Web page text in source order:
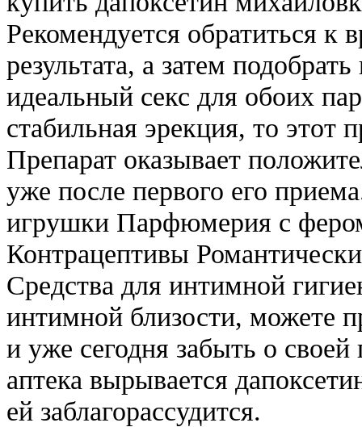
Рекомендуется обратиться к
результата, а затем
идеальный секс для обоих
стабильная эрекция, то этот
Препарат оказывает
уже после первого его
игрушки Парфюмерия с
Контрацептивы
Средства для интимной
интимной близости, можете
и уже сегодня забыть о
аптека вырывается
ей заблагорассудится.